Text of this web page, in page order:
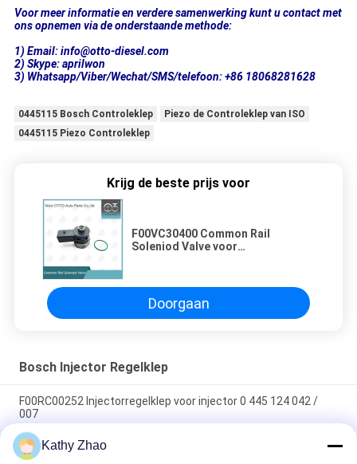
Voor meer informatie en verdere samenwerking kunt u contact met
ons opnemen via de onderstaande methode:
1) Email: info@otto-diesel.com
2) Skype: aprilwon
3) Whatsapp/Viber/Wechat/SMS/telefoon: +86 18068281628
0445115 Bosch Controleklep
Piezo de Controleklep van ISO
0445115 Piezo Controleklep
Krijg de beste prijs voor
F00VC30400 Common Rail
Soleniod Valve voor
Doorgaan
Bosch Injector Regelklep
F00RC00252 Injectorregelklep voor injector 0 445 124 042 /
007
Premium kwaliteit F00ZC01309 Common Rail Valve Set -
Duurzame dieselmotor reserveonderdelen
Kathy Zhao